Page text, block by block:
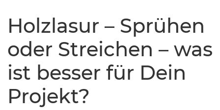
Holzlasur – Sprühen
oder Streichen – was
ist besser für Dein
Projekt?